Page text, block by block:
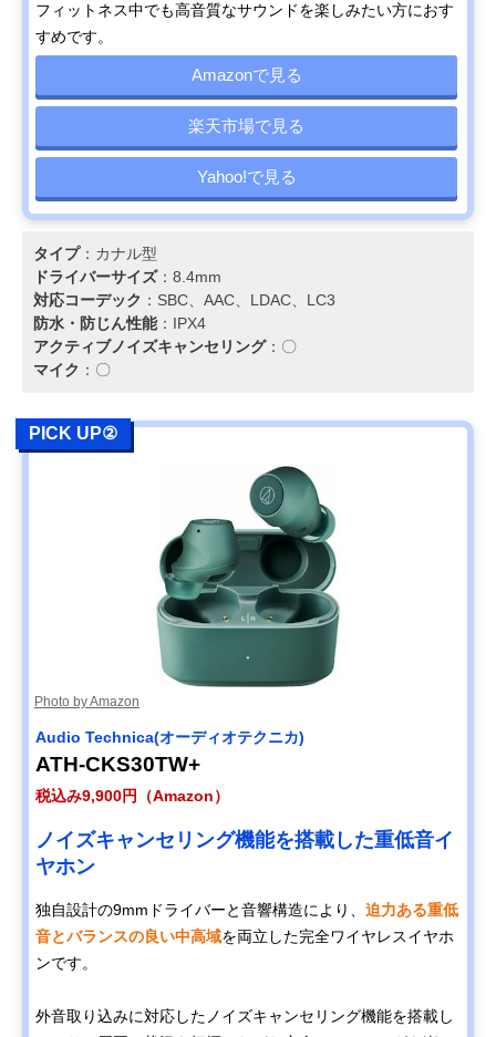
フィットネス中でも高音質なサウンドを楽しみたい方におす
すめです。
Amazonで見る
楽天市場で見る
Yahoo!で見る
タイプ：カナル型
ドライバーサイズ：8.4mm
対応コーデック ：SBC、AAC、LDAC、LC3
防水・防じん性能：IPX4
アクティブノイズキャンセリング：〇
マイク ：〇
PICK UP②
Photo by Amazon
Audio Technica(オーディオテクニカ)
ATH-CKS30TW+
税込み9,900円（Amazon）
ノイズキャンセリング機能を搭載した重低音イ
ヤホン
独自設計の9mmドライバーと音響構造により、 迫力ある重低
音とバランスの良い中高域を両立した完全ワイヤレスイヤホ
ンです。
外音取り込みに対応したノイズキャンセリング機能を搭載し